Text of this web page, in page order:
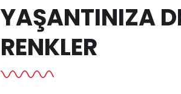
YAŞANTINIZA
RENKLER